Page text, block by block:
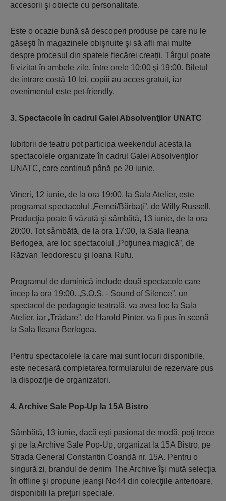
accesorii şi obiecte cu personalitate.
Este o ocazie bună să descoperi produse pe care nu le
găseşti în magazinele obişnuite şi să afli mai multe
despre procesul din spatele fiecărei creaţii. Târgul poate
fi vizitat în ambele zile, între orele 10:00 şi 19:00. Biletul
de intrare costă 10 lei, copiii au acces gratuit, iar
evenimentul este pet-friendly.
3. Spectacole în cadrul Galei Absolvenţilor UNATC
Iubitorii de teatru pot participa weekendul acesta la
spectacolele organizate în cadrul Galei Absolvenţilor
UNATC, care continuă până pe 20 iunie.
Vineri, 12 iunie, de la ora 19:00, la Sala Atelier, este
programat spectacolul „Femei/Bărbaţi”, de Willy Russell.
Producţia poate fi văzută şi sâmbătă, 13 iunie, de la ora
20:00. Tot sâmbătă, de la ora 17:00, la Sala Ileana
Berlogea, are loc spectacolul „Poţiunea magică”, de
Răzvan Teodorescu şi Ioana Rufu.
Programul de duminică include două spectacole care
încep la ora 19:00. „S.O.S. - Sound of Silence”, un
spectacol de pedagogie teatrală, va avea loc la Sala
Atelier, iar „Trădare”, de Harold Pinter, va fi pus în scenă
la Sala Ileana Berlogea.
Pentru spectacolele la care mai sunt locuri disponibile,
este necesară completarea formularului de rezervare pus
la dispoziţie de organizatori.
4. Archive Sale Pop-Up la 15A Bistro
Sâmbătă, 13 iunie, dacă eşti pasionat de modă, poţi trece
şi pe la Archive Sale Pop-Up, organizat la 15A Bistro, pe
Strada General Constantin Coandă nr. 15A. Pentru o
singură zi, brandul de denim The Archive îşi mută selecţia
în offline şi propune jeanşi No44 din colecţiile anterioare,
disponibili la preţuri speciale.